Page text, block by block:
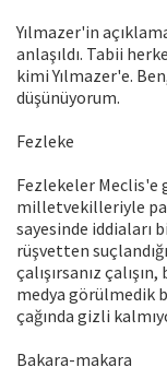
Yılmazer'in
anlaşıldı. Tabii
kimi Yılmazer'e.
düşünüyorum.
Fezleke
Fezlekeler Meclis'e
milletvekilleriyle
sayesinde iddiaları
rüşvetten
çalışırsanız
medya görülmedik
çağında gizli
Bakara-makara